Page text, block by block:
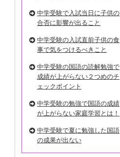
中学受験で入試当日に子供の
合否に影響が出ること
中学受験の入試直前子供の食
事で気をつけるべきこと
中学受験の国語の読解勉強で
成績が上がらない２つめのチ
ェックポイント
中学受験の勉強で国語の成績
が上がらない家庭学習とは！
中学受験で夏に勉強した国語
の成果が出ない